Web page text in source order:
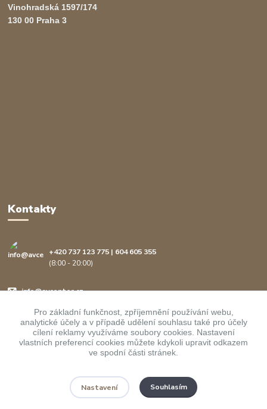
Vinohradská 1597/174
130 00 Praha 3
Kontakty
+420 737 123 775 | 604 605 355
(8:00 - 20:00)
info@avcenter.cz
Upravit sběr cookies.
Pro základní funkčnost, zpříjemnění používání webu,
analytické účely a v případě udělení souhlasu také pro účely
cílení reklamy využíváme soubory cookies. Nastavení
vlastních preferencí cookies můžete kdykoli upravit odkazem
ve spodní části stránek.
Nastavení Souhlasím